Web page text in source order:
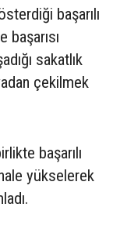
başarılı
sakatlık
çekilmek
başarılı
yükselerek